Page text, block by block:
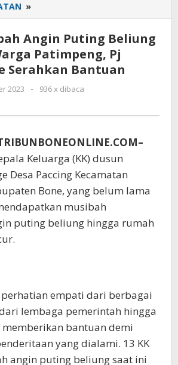
»
Musibah
Angin
Puting
Beliung
Menimpa
Patimpeng,
Bupati
Serahkan
Bantuan
Angin Puting Beliung
Patimpeng, Pj
Serahkan Bantuan
2023
oleh
-
936 x dibaca
Keluarga (KK) dusun
Desa Paccing Kecamatan
Bone, yang belum lama
musibah
puting beliung hingga rumah
empati dari berbagai
lembaga pemerintah hingga
memberikan bantuan demi
yang dialami. 13 KK
angin puting beliung saat ini